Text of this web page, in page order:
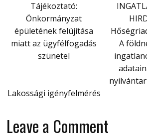
Tájékoztató:
Önkormányzat
épületének felújítása
miatt az ügyfélfogadás
szünetel
A
Lakossági igényfelmérés
Leave a Comment